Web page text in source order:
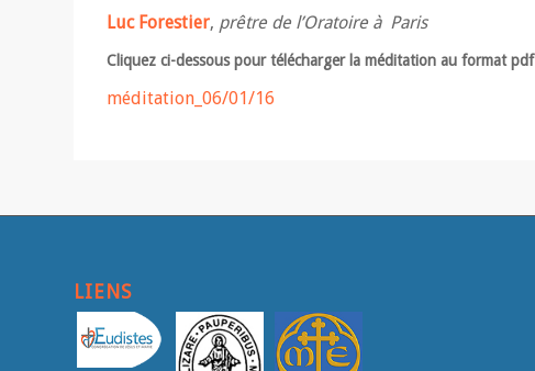
Luc Forestier, prêtre de l’Oratoire à Paris
Cliquez ci-dessous pour télécharger la méditation au format pdf
méditation_06/01/16
LIENS